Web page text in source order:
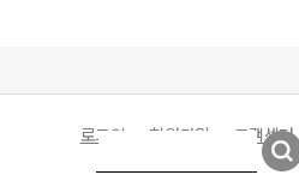
로그인 회원가입 고객센터